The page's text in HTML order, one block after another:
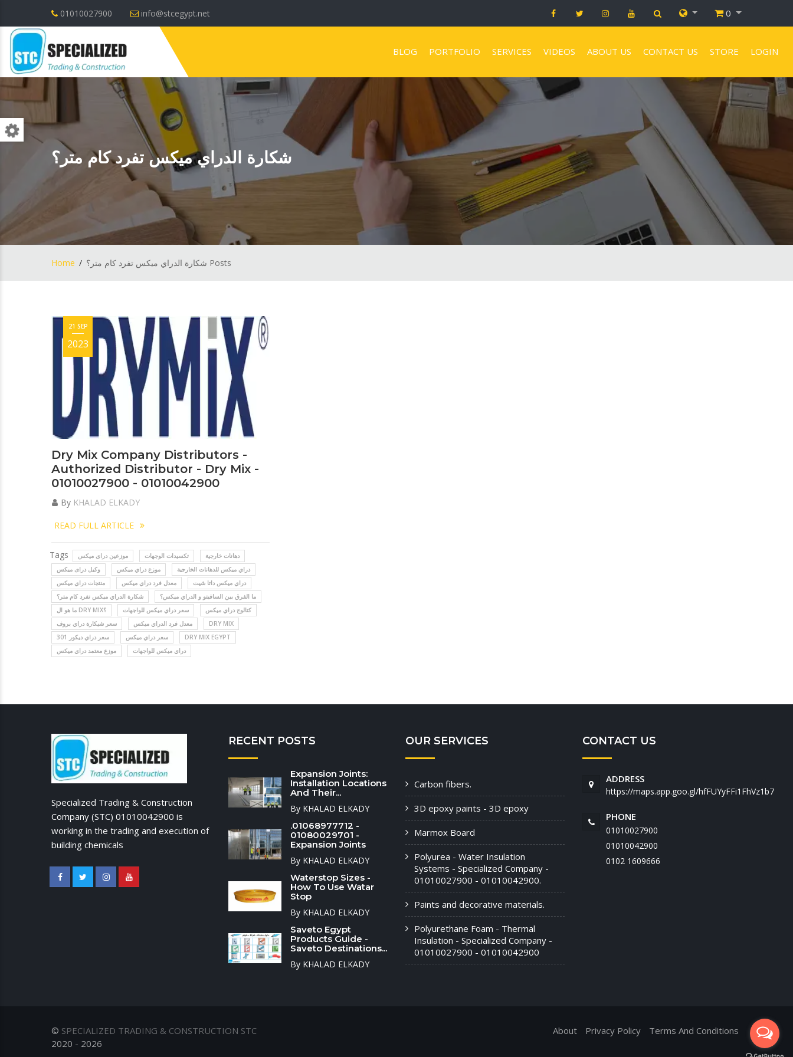
01010027900 info@stcegypt.net 0
BLOG PORTFOLIO SERVICES VIDEOS ABOUT US CONTACT US STORE LOGIN
شكارة الدراي ميكس تفرد كام متر؟
Home شكارة الدراي ميكس تفرد كام متر؟ Posts
Dry Mix Company Distributors -
Authorized Distributor - Dry Mix -
01010027900 - 01010042900
21 SEP
2023
By KHALAD ELKADY
READ FULL ARTICLE
Tags موزعين دراى ميكس تكسيدات الوجهات
دهانات خارجية
وكيل دراى ميكس
موزع دراي ميكس
دراي ميكس للدهانات الخارجية
منتجات دراي ميكس
معدل فرد دراي ميكس
دراي ميكس داتا شيت
شكارة الدراي ميكس تفرد كام متر؟
ما الفرق بين السافيتو و الدراي ميكس؟
ما هو ال DRY MIX؟
سعر دراي ميكس للواجهات
كتالوج دراي ميكس
سعر شيكارة دراي بروف
معدل فرد الدراي ميكس
DRY MIX
سعر دراي ديكور 301
سعر دراي ميكس
DRY MIX EGYPT
موزع معتمد دراي ميكس
دراي ميكس للواجهات
Specialized Trading & Construction
Company (STC) 01010042900 is
working in the trading and execution of
building chemicals
RECENT POSTS
Expansion Joints:
Installation Locations
And Their...
By KHALAD ELKADY
.01068977712 -
01080029701 -
Expansion Joints
By KHALAD ELKADY
Waterstop Sizes -
How To Use Watar
Stop
By KHALAD ELKADY
Saveto Egypt
Products Guide -
Saveto Destinations...
By KHALAD ELKADY
OUR SERVICES
Carbon fibers.
3D epoxy paints - 3D epoxy
Marmox Board
Polyurea - Water Insulation
Systems - Specialized Company -
01010027900 - 01010042900.
Paints and decorative materials.
Polyurethane Foam - Thermal
Insulation - Specialized Company -
01010027900 - 01010042900
CONTACT US
ADDRESS
https://maps.app.goo.gl/hfFUYyFFi1FhVz1b7
PHONE
01010027900
01010042900
‭0102 1609666‬
© SPECIALIZED TRADING & CONSTRUCTION STC
2020 - 2026
About Privacy Policy Terms And Conditions